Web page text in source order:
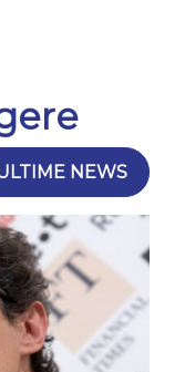
NEWS